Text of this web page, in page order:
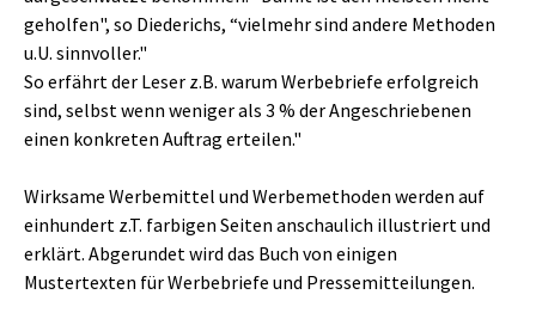
geholfen", so Diederichs, “vielmehr sind andere Methoden
u.U. sinnvoller."
So erfährt der Leser z.B. warum Werbebriefe erfolgreich
sind, selbst wenn weniger als 3 % der Angeschriebenen
einen konkreten Auftrag erteilen."
Wirksame Werbemittel und Werbemethoden werden auf
einhundert z.T. farbigen Seiten anschaulich illustriert und
erklärt. Abgerundet wird das Buch von einigen
Mustertexten für Werbebriefe und Pressemitteilungen.